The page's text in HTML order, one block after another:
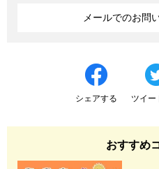
メールでのお問
シェアする ツイー
おすすめ